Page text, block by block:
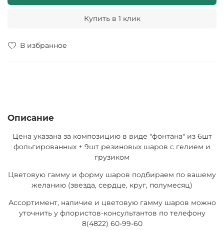
В избранное
Купить в 1 клик
Описание
Цена указана за композицию в виде "фонтана" из 6шт
фольгированных + 9шт резиновых шаров с гелием и
грузиком
Цветовую гамму и форму шаров подбираем по вашему
желанию (звезда, сердце, круг, полумесяц)
Ассортимент, наличие и цветовую гамму шаров можно
уточнить у флористов-консультантов по телефону
8(4822) 60-99-60